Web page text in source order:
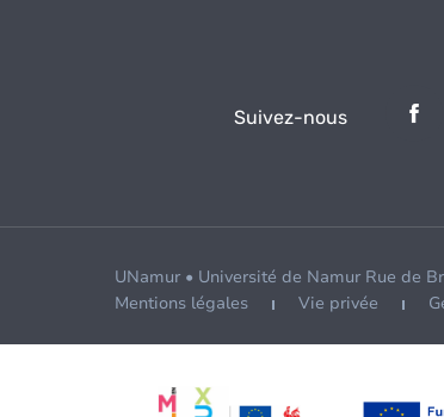
Suivez-nous
UNamur • Université de Namur Rue de
Mentions légales
Vie privée